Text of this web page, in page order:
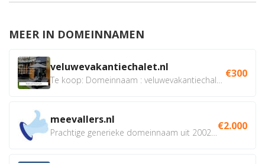
MEER IN DOMEINNAMEN
veluwevakantiechalet.nl €300
meevallers.nl €2.000